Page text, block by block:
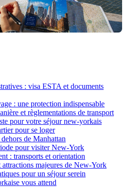
: visa ESTA et documents
: une protection indispensable
et règlementations de transport
pour votre séjour new-yorkais
pour se loger
de Manhattan
pour visiter New-York
: transports et orientation
majeures de New-York
pour un séjour serein
vous attend